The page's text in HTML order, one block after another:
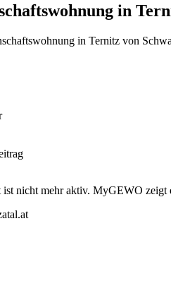
in
in Ternitz von
ist nicht mehr aktiv. MyGEWO